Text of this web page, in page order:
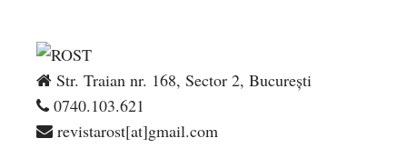
Str. Traian nr. 168, Sector 2, București
0740.103.621
revistarost[at]gmail.com